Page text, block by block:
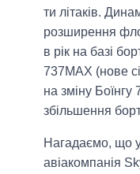
ти літаків.
розширення
в рік на базі
737МАХ (нове
на зміну
збільшення
Нагадаємо, що
авіакомпанія